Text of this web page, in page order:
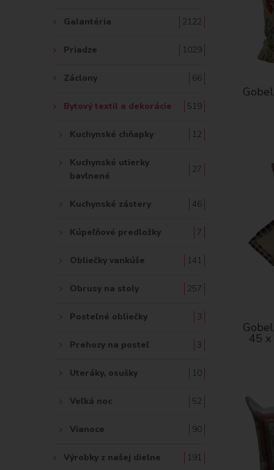
45 x
Galantéria 2122
Priadze 1029
Záclony 66
Bytový textil a dekorácie 519
Kuchynské chňapky 12
Kuchynské utierky
bavlnené
27
Kuchynské zástery 46
Kúpeľňové predložky 7
Obliečky vankúše 141
Obrusy na stoly 257
Posteľné obliečky 3
Prehozy na posteľ 3
Uteráky, osušky 10
Veľká noc 52
Vianoce 90
Výrobky z našej dielne 191